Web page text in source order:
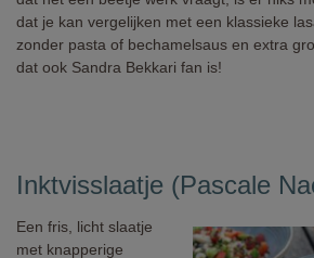
dat je kan vergelijken met een klassieke
zonder pasta of bechamelsaus en extra
dat ook Sandra Bekkari fan is!
Inktvisslaatje (Pascale
Een fris, licht slaatje
met knapperige